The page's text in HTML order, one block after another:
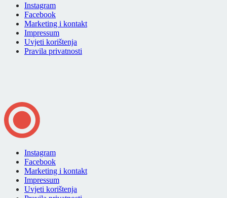
Instagram
Facebook
Marketing i kontakt
Impressum
Uvjeti korištenja
Pravila privatnosti
Instagram
Facebook
Marketing i kontakt
Impressum
Uvjeti korištenja